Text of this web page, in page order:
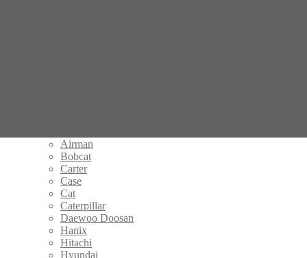
Airman
Bobcat
Carter
Case
Cat
Caterpillar
Daewoo Doosan
Hanix
Hitachi
Hyundai